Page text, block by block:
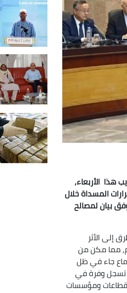
هذا الأربعاء,
المسداة خلال
بيان لمصالح
إلى الأثر
مما مكن من
جاء في ظل
تسجل وفرة في
ومؤسسات